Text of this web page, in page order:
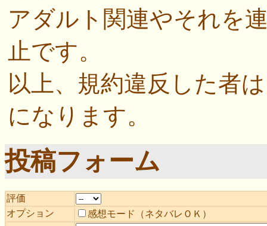
アダルト関連やそれを
止です。
以上、規約違反した者
になります。
投稿フォーム
評価
オプション
感想モード（ネタバレＯＫ）